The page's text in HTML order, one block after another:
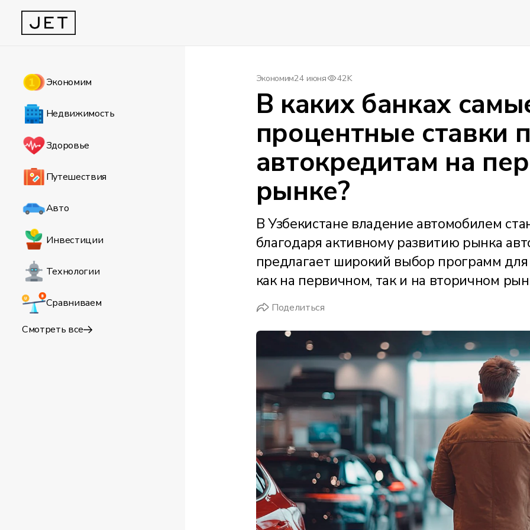
Экономим
Недвижимость
Здоровье
Путешествия
Авто
Инвестиции
Технологии
Сравниваем
Смотреть все
Экономим24 июня 42K
В каких банках
процентные ставки
автокредитам на
рынке?
В Узбекистане владение автомобилем
благодаря активному развитию рынка
предлагает широкий выбор программ
как на первичном, так и на вторичном
Поделиться